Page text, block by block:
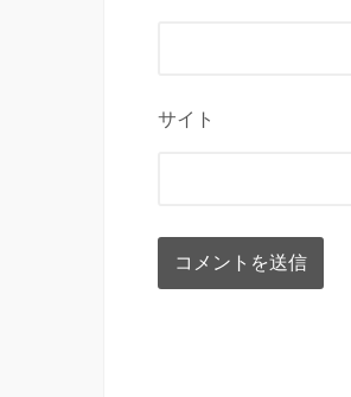
サイト